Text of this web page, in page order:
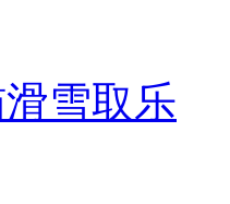
雪取乐